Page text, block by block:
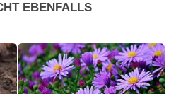
EBENFALLS